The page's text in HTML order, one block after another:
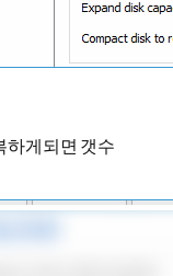
하게되면 갯수